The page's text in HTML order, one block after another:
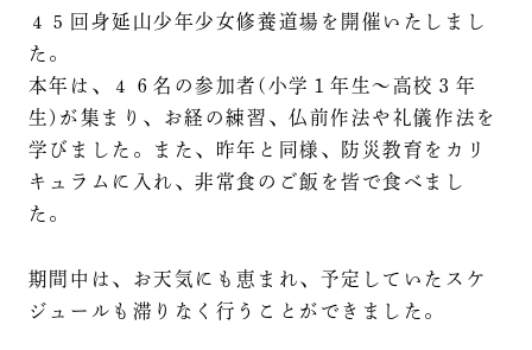
４５回身延山少年少女修養道場を開催いたしまし
た。
本年は、４６名の参加者(小学１年生〜高校３年
生)が集まり、お経の練習、仏前作法や礼儀作法を
学びました。また、昨年と同様、防災教育をカリ
キュラムに入れ、非常食のご飯を皆で食べまし
た。
期間中は、お天気にも恵まれ、予定していたスケ
ジュールも滞りなく行うことができました。